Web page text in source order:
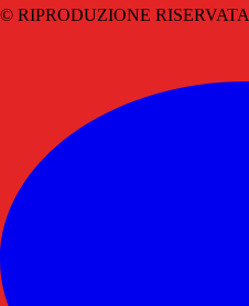
© RIPRODUZIONE RISERVATA